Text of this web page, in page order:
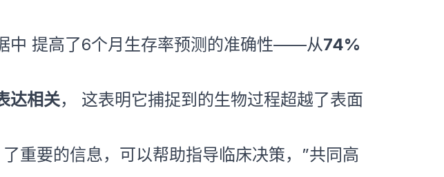
中 提高了6个月生存率预测的准确性——从74%
达相关， 这表明它捕捉到的生物过程超越了表面
重要的信息，可以帮助指导临床决策，”共同高